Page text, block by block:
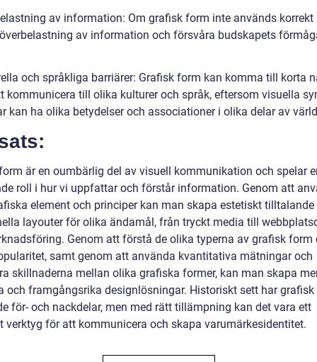
av information: Om grafisk form inte används korrekt
av information och försvåra budskapets
och språkliga barriärer: Grafisk form kan komma till korta
kommunicera till olika kulturer och språk, eftersom visuella
kan ha olika betydelser och associationer i olika delar av
är en oumbärlig del av visuell kommunikation och spelar
roll i hur vi uppfattar och förstår information. Genom att
element och principer kan man skapa estetiskt tilltalande
layouter för olika ändamål, från tryckt media till
Genom att förstå de olika typerna av grafisk form
samt genom att använda kvantitativa mätningar och
skillnaderna mellan olika grafiska former, kan man skapa
och framgångsrika designlösningar. Historiskt sett har
för- och nackdelar, men med rätt tillämpning kan det vara ett
verktyg för att kommunicera och skapa varumärkesidentitet.